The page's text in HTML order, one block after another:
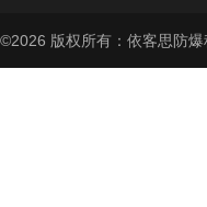
©2026 版权所有：依客思防